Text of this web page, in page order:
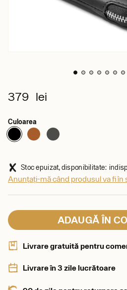
379 lei
Culoarea
Stoc epuizat, disponibilitate:
Anunțați-mă când produsul va fi în
ADAUGĂ ÎN
Livrare gratuită pentru
Livrare în 3 zile lucrătoare